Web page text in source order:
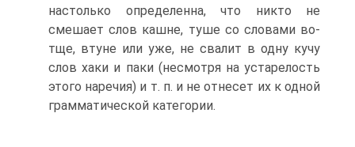
настолько определенна, что никто не
смешает слов кашне, туше со словами во-
тще, втуне или уже, не свалит в одну кучу
слов хаки и паки (несмотря на устарелость
этого наречия) и т. п. и не отнесет их к одной
грамматической категории.